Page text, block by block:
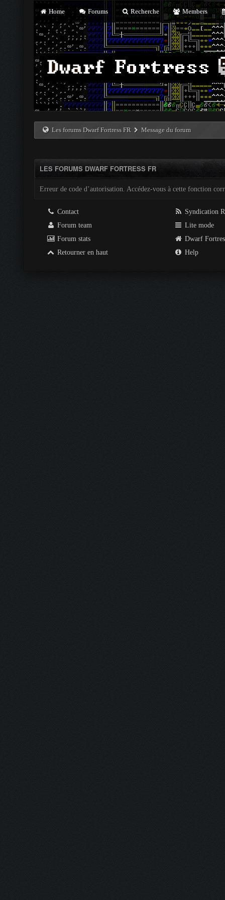
Home Forums Recherche Members
Les forums Dwarf Fortress FR Message du forum
LES FORUMS DWARF FORTRESS FR
Erreur de code d’autorisation. Accédez-vous à cette fonction
Contact
Forum team
Forum stats
Retourner en haut
Syndication
Lite mode
Dwarf
Help